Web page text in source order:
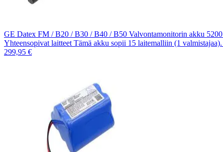
GE Datex FM / B20 / B30 / B40 / B50 Valvontamonitorin akku
Yhteensopivat laitteet Tämä akku sopii 15 laitemalliin (1
299,95 €